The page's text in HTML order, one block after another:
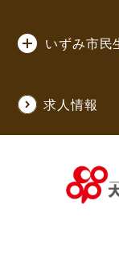
いずみ市民
求人情報